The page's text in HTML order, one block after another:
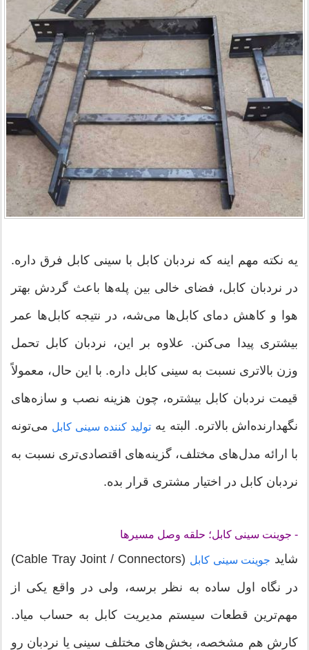
یه نکته مهم اینه که نردبان کابل با سینی کابل فرق داره.
در نردبان کابل، فضای خالی بین پله‌ها باعث گردش بهتر
هوا و کاهش دمای کابل‌ها می‌شه، در نتیجه کابل‌ها عمر
بیشتری پیدا می‌کنن. علاوه بر این، نردبان کابل تحمل
وزن بالاتری نسبت به سینی کابل داره. با این حال، معمولاً
قیمت نردبان کابل بیشتره، چون هزینه نصب و سازه‌های
نگهدارنده‌اش بالاتره. البته یه تولید کننده سینی کابل می‌تونه
با ارائه مدل‌های مختلف، گزینه‌های اقتصادی‌تری نسبت به
نردبان کابل در اختیار مشتری قرار بده.
- جوینت سینی کابل؛ حلقه وصل مسیرها
شاید جوینت سینی کابل (Cable Tray Joint / Connectors)
در نگاه اول ساده به نظر برسه، ولی در واقع یکی از
مهم‌ترین قطعات سیستم مدیریت کابل به حساب میاد.
کارش هم مشخصه، بخش‌های مختلف سینی یا نردبان رو